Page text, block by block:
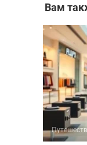
Вам